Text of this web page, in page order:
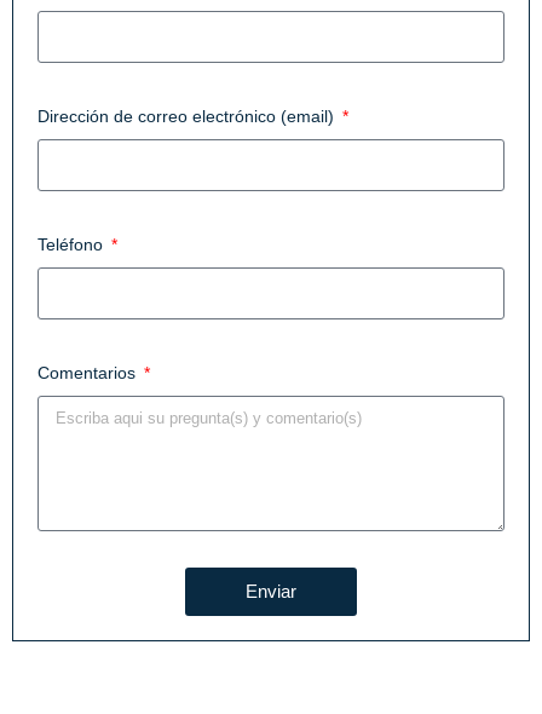
Dirección de correo electrónico (email)
Teléfono
Comentarios
Enviar